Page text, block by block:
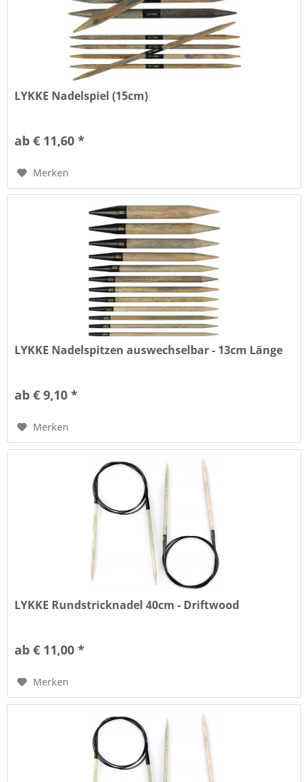
LYKKE Nadelspiel (15cm)
ab € 11,60 *
Merken
LYKKE Nadelspitzen auswechselbar - 13cm Länge
ab € 9,10 *
Merken
LYKKE Rundstricknadel 40cm - Driftwood
ab € 11,00 *
Merken